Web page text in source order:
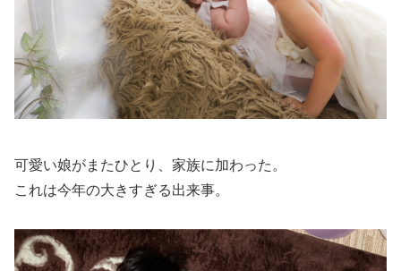
可愛い娘がまたひとり、家族に加わった。
これは今年の大きすぎる出来事。